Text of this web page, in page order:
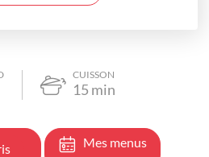
CUISSON
15 min
Mes menus